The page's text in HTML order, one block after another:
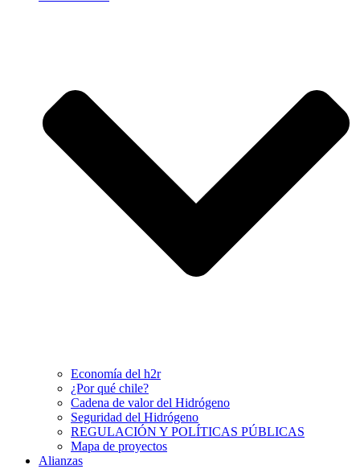
Economía del h2r
¿Por qué chile?
Cadena de valor del Hidrógeno
Seguridad del Hidrógeno
REGULACIÓN Y POLÍTICAS PÚBLICAS
Mapa de proyectos
Alianzas